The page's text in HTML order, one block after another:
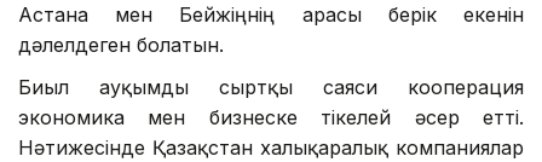
Астана мен Бейжіңнің арасы берік екенін
дәлелдеген болатын.
Биыл ауқымды сыртқы саяси кооперация
экономика мен бизнеске тікелей әсер етті.
Нәтижесінде Қазақстан халықаралық компаниялар